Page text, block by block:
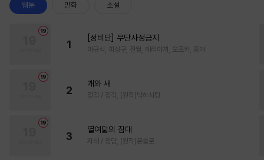
웹툰 만화 소설
1
[성비단] 무단사정금지
마규식, 피상구, 진월, 테리야끼, 오프카, 뚱개
2
개와 새
정각 / 정각, (원작)박하사탕
3
열여덟의 침대
자태 / 청담, (원작)문슬로